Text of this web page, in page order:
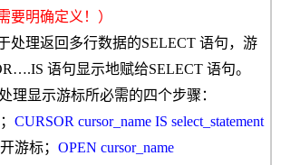
要明确定义！）
处理返回多行数据的SELECT 语句，游
语句显示地赋给SELECT 语句。
理显示游标所必需的四个步骤：
CURSOR cursor_name IS select_statement
游标； OPEN cursor_name